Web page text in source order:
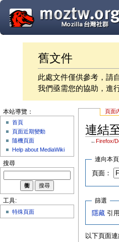
舊文件
此處文件僅供參考，請
我們亟需您的協助，進
頁面
連結
← Firefox/
連向本
頁面：
篩選
隱藏 引
以下頁面連
本站導覽：
首頁
頁面近期變動
隨機頁面
Help about MediaWiki
搜尋
工具:
特殊頁面